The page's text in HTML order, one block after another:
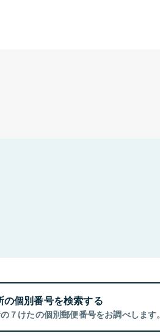
の個別番号を検索する
７けたの個別郵便番号をお調べします。